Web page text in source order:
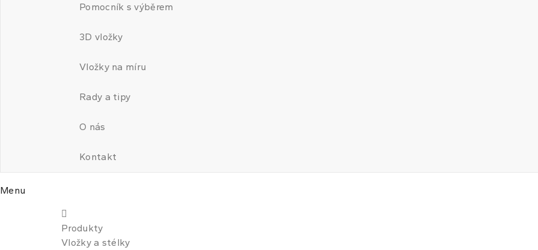
Pomocník s výběrem
3D vložky
Vložky na míru
Rady a tipy
O nás
Kontakt
Menu
Produkty
Vložky a stélky